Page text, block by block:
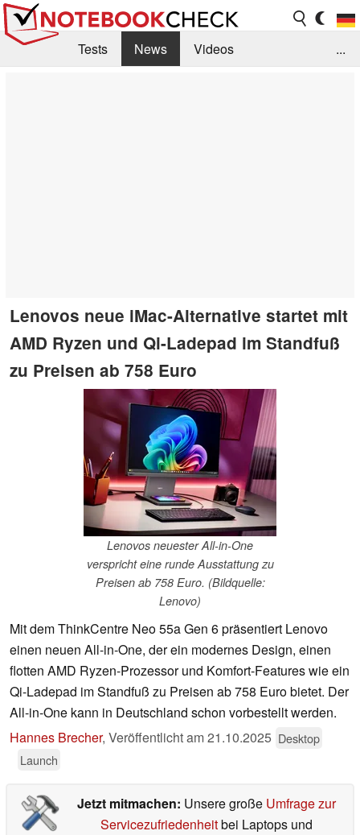
Tests News
Videos
...
Lenovos neue iMac-Alternative startet mit
AMD Ryzen und Qi-Ladepad im Standfuß
zu Preisen ab 758 Euro
Lenovos neuester All-in-One
verspricht eine runde Ausstattung zu
Preisen ab 758 Euro. (Bildquelle:
Lenovo)
Mit dem ThinkCentre Neo 55a Gen 6 präsentiert Lenovo
einen neuen All-in-One, der ein modernes Design, einen
flotten AMD Ryzen-Prozessor und Komfort-Features wie ein
Qi-Ladepad im Standfuß zu Preisen ab 758 Euro bietet. Der
All-in-One kann in Deutschland schon vorbestellt werden.
Hannes Brecher, Veröffentlicht am21.10.2025 Desktop
Launch
Jetzt mitmachen: Unsere große Umfrage zur
Servicezufriedenheitbei Laptops und